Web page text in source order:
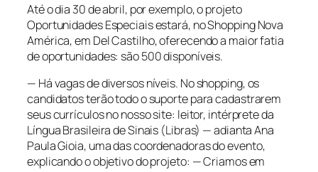
Até o dia 30 de abril, por exemplo, o projeto
Oportunidades Especiais estará, no Shopping Nova
América, em Del Castilho, oferecendo a maior fatia
de oportunidades: são 500 disponíveis.
— Há vagas de diversos níveis. No shopping, os
candidatos terão todo o suporte para cadastrarem
seus currículos no nosso site: leitor, intérprete da
Língua Brasileira de Sinais (Libras) — adianta Ana
Paula Gioia, uma das coordenadoras do evento,
explicando o objetivo do projeto: — Criamos em